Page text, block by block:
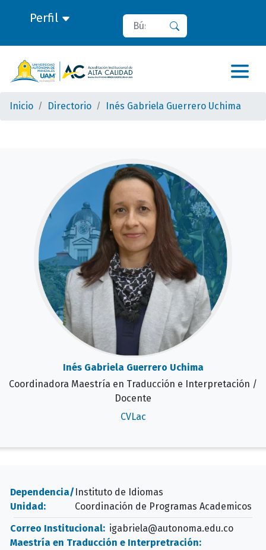
Perfil Buscar
Inicio Directorio Inés Gabriela Guerrero Uchima
Inés Gabriela Guerrero Uchima
Coordinadora Maestría en Traducción e Interpretación /
Docente
CVLac
Dependencia/
Unidad:
Instituto de Idiomas
Coordinación de Programas Academicos
Correo Institucional: igabriela@autonoma.edu.co
Maestría en Traducción e Interpretración: